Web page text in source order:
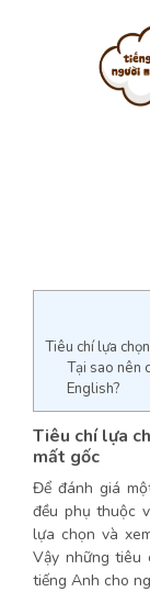
Tiêu chí lựa
Tại sao nên
English?
Tiêu chí lựa
mất gốc
Để đánh giá
đều phụ thuộc
lựa chọn và
Vậy những tiêu
tiếng Anh cho